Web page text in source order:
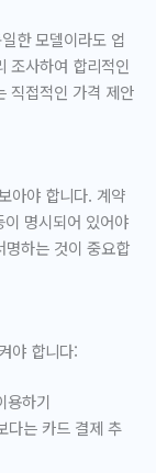
한 모델이라도 업
조사하여 합리적인
직접적인 가격 제안
아야 합니다. 계약
명시되어 있어야
하는 것이 중요합
야 합니다:
용하기
다는 카드 결제 추